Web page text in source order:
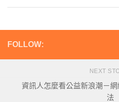
FOLLOW:
NEXT
資訊人怎麼看公益新浪潮－
法